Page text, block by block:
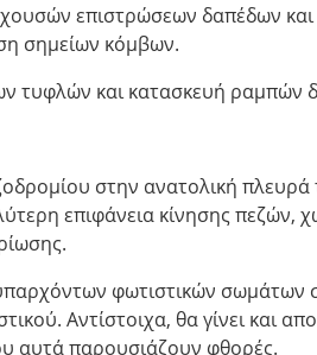
επιστρώσεων δαπέδων
σημείων κόμβων.
τυφλών και κατασκευή ραμπών
στην ανατολική
επιφάνεια κίνησης πεζών,
φωτιστικών σωμάτων
Αντίστοιχα, θα γίνει και
αυτά παρουσιάζουν φθορές.